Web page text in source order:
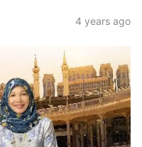
4 years ago